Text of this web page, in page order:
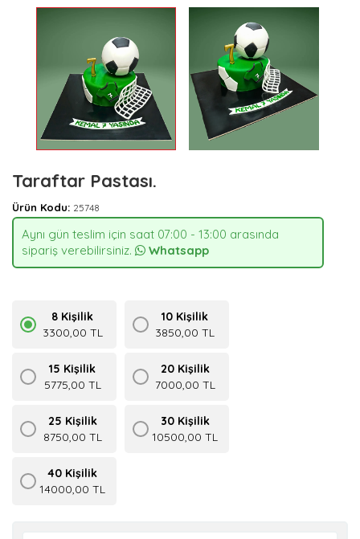
Taraftar Pastası.
Ürün Kodu: 25748
Aynı gün teslim için saat 07:00 - 13:00 arasında
sipariş verebilirsiniz.
Whatsapp
8 Kişilik
3300,00 TL
10 Kişilik
3850,00 TL
15 Kişilik
5775,00 TL
20 Kişilik
7000,00 TL
25 Kişilik
8750,00 TL
30 Kişilik
10500,00 TL
40 Kişilik
14000,00 TL